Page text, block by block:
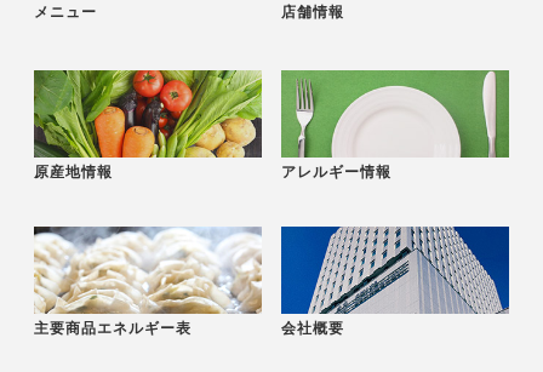
メニュー 店舗情報
原産地情報 アレルギー情報
主要商品エネルギー表 会社概要